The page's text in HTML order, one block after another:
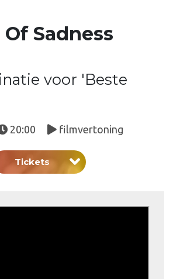
Sadness
voor 'Beste
20:00 filmvertoning
Tickets